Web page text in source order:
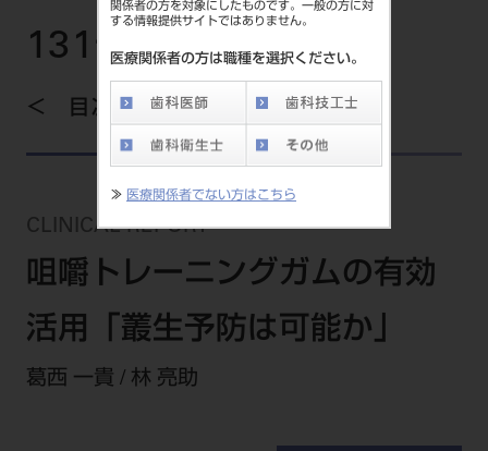
関係者の方を対象にしたものです。一般の方に対
する情報提供サイトではありません。
医療関係者の方は職種を選択ください。
≫ 医療関係者でない方はこちら
131号 WINTER
目次を見る
CLINICAL REPORT
咀嚼トレーニングガムの有効
活用「叢生予防は可能か」
葛西 一貴 / 林 亮助
ご開業について
MORITA With
製品情報
製品情報トップ
製品カテゴリ
チェア・ユニット
X線撮影装置・器具関連
レーザー装置関連
お客様相談センター
製品サポート情報
製品から探す
セミナー・イベント
全てのセミナー・イベント
歯科医師
開業支援
One to One Club